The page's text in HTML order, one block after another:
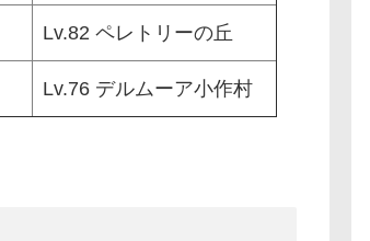
Lv.82 ペレトリーの丘
Lv.76 デルムーア小作村